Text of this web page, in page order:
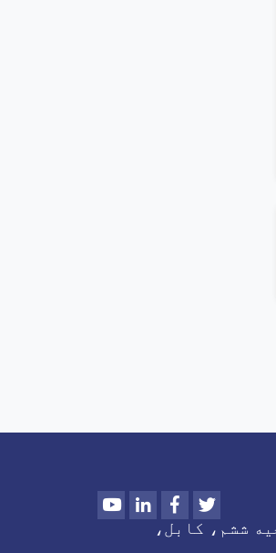
YoutubeLinkedInFacebook
ششم، کابل،